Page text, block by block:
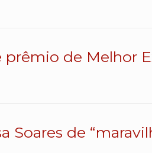
prêmio de Melhor
Soares de